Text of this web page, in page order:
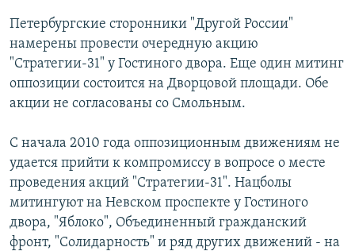
ЭЖЕ-СИҢДИЛЕР
АЗАТТЫК+
ЫҢГАЙСЫЗ СУРООЛОР
ОНЛАЙН ШЕРИНЕ
ЭЕ/АРнун бардык сайттары
Петербургские сторонники "Другой России"
намерены провести очередную акцию
"Стратегии-31" у Гостиного двора. Еще один митинг
оппозиции состоится на Дворцовой площади. Обе
акции не согласованы со Смольным.
С начала 2010 года оппозиционным движениям не
удается прийти к компромиссу в вопросе о месте
проведения акций "Стратегии-31". Нацболы
митингуют на Невском проспекте у Гостиного
двора, "Яблоко", Объединенный гражданский
фронт, "Солидарность" и ряд других движений - на